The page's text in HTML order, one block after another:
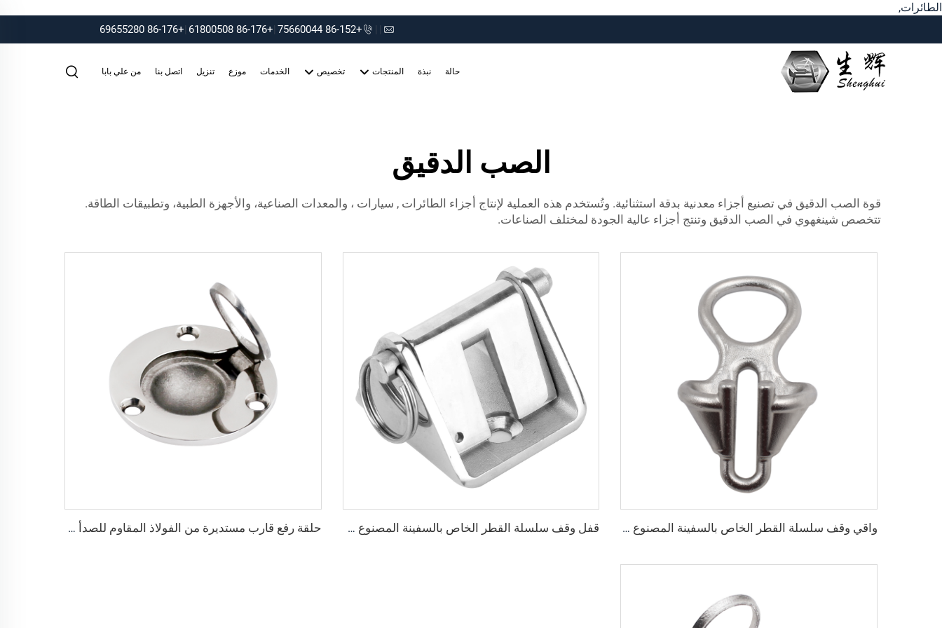
الطائرات,
+86-152 75660044
+86-176 61800508
+86-176 69655280
حالة نبذة المنتجات تخصيص الخدمات موزع تنزيل اتصل بنا من علي بابا
الصب الدقيق
قوة الصب الدقيق في تصنيع أجزاء معدنية بدقة استثنائية. وتُستخدم هذه العملية لإنتاج أجزاء الطائرات , سيارات ، والمعدات الصناعية، والأجهزة الطبية، وتطبيقات الطاقة.
تتخصص شينغهوي في الصب الدقيق وتنتج أجزاء عالية الجودة لمختلف الصناعات.
واقي وقف سلسلة القطر الخاص بالسفينة المصنوع من الفولاذ المقاوم للصدأ 316 قفل وقف سلسلة القطر الخاص بالسفينة المصنوع من الفولاذ المقاوم للصدأ 316 حلقة رفع قارب مستديرة من الفولاذ المقاوم للصدأ 316